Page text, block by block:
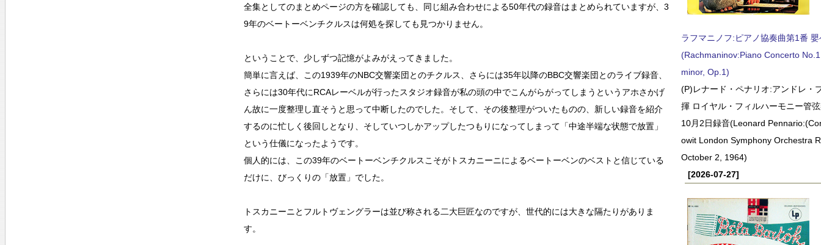
全集としてのまとめページの方を確認しても、同じ組み合わせによる50年代の録音はまとめられていますが、3
9年のベートーベンチクルスは何処を探しても見つかりません。
ということで、少しずつ記憶がよみがえってきました。
簡単に言えば、この1939年のNBC交響楽団とのチクルス、さらには35年以降のBBC交響楽団とのライブ録音、
さらには30年代にRCAレーベルが行ったスタジオ録音が私の頭の中でこんがらがってしまうというアホさかげ
ん故に一度整理し直そうと思って中断したのでした。そして、その後整理がついたものの、新しい録音を紹介
するのに忙しく後回しとなり、そしていつしかアップしたつもりになってしまって「中途半端な状態で放置」
という仕儀になったようです。
個人的には、この39年のベートーベンチクルスこそがトスカニーニによるベートーベンのベストと信じている
だけに、びっくりの「放置」でした。
トスカニーニとフルトヴェングラーは並び称される二大巨匠なのですが、世代的には大きな隔たりがありま
す。
ラフマニノフ:ピアノ協奏曲第1番
(Rachmaninov:Piano Concerto
minor, Op.1)
(P)レナード・ペナリオ:アンドレ・
揮 ロイヤル・フィルハーモニー管
10月2日録音(Leonard
owit London Symphony Orchestra
October 2, 1964)
[2026-07-27]